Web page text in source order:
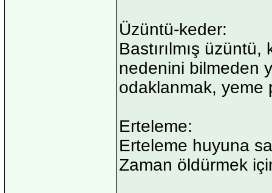
Üzüntü-keder:
Bastırılmış
nedenini bilmeden
odaklanmak, yeme
Erteleme:
Erteleme huyuna
Zaman öldürmek